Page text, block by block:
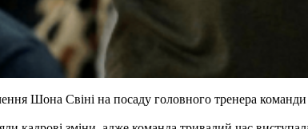
Шона Свіні на посаду головного тренера